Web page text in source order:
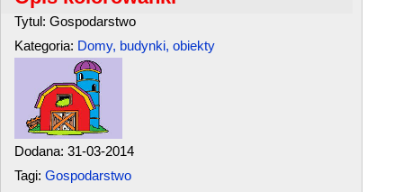
Tytul: Gospodarstwo
Kategoria: Domy, budynki, obiekty
Dodana: 31-03-2014
Tagi: Gospodarstwo